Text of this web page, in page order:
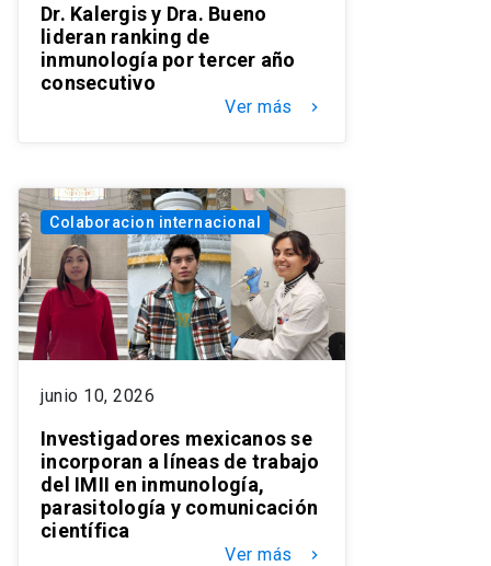
Dr. Kalergis y Dra. Bueno
lideran ranking de
inmunología por tercer año
consecutivo
Ver más keyboard_arrow_right
Colaboracion internacional
junio 10, 2026
Investigadores mexicanos se
incorporan a líneas de trabajo
del IMII en inmunología,
parasitología y comunicación
científica
Ver más keyboard_arrow_right